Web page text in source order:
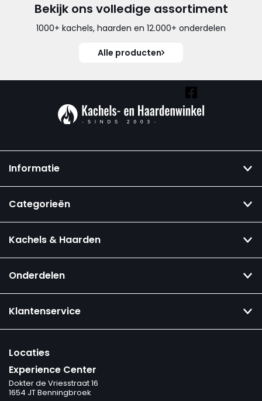
Bekijk ons volledige assortiment
1000+ kachels, haarden en 12.000+ onderdelen
Alle producten
Informatie
Categorieën
Kachels & Haarden
Onderdelen
Klantenservice
Locaties
Experience Center
Dokter de Vriesstraat 16
1654 JT Benningbroek